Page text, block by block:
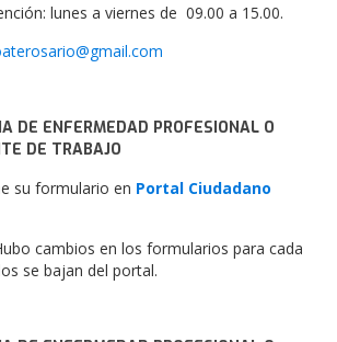
lunes a viernes de 09.00 a 15.00.
DE ENFERMEDAD PROFESIONAL O
DE TRABAJO
su formulario en Portal Ciudadano
cambios en los formularios para cada
se bajan del portal.